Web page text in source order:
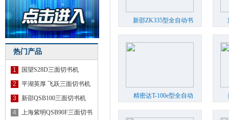
热门产品
1
国望S28D三面切书机
2
平湖英厚 飞跃三面切书机
3
新邵QSB100三面切书机
4
上海紫明QSB90F三面切书
新邵ZK335型全自动书
精密达T-100e型全自动